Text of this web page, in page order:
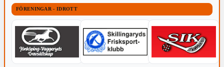
FÖRENINGAR - IDROTT